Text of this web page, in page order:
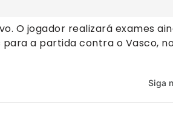
O jogador realizará exames
a partida contra o Vasco,
Siga